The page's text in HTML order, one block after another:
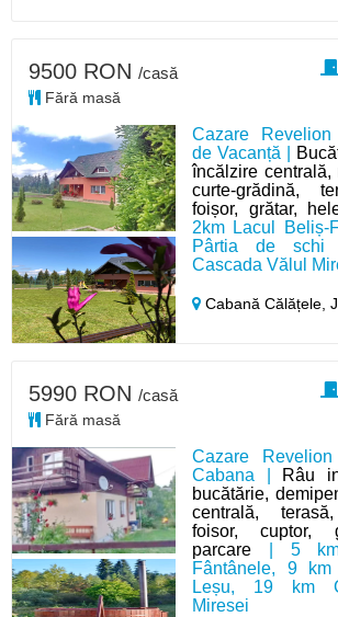
Cazare
de Vacanță |
încălzire centrală,
curte-grădină,
foișor, grătar,
2km Lacul Beliș-
Pârtia de schi
Cascada Vălul
Cabană Călățele,
9500 RON /casă
Fără masă
Cazare
Cabana |
Râu
bucătărie,
centrală,
foisor, cuptor,
parcare | 5 km
Fântânele, 9
Leșu, 19 km
Miresei
5990 RON /casă
Fără masă